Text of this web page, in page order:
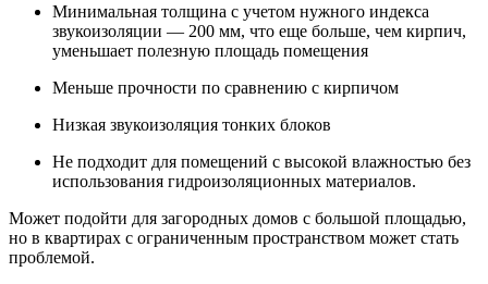
Минимальная толщина с учетом нужного индекса
звукоизоляции — 200 мм, что еще больше, чем кирпич,
уменьшает полезную площадь помещения
Меньше прочности по сравнению с кирпичом
Низкая звукоизоляция тонких блоков
Не подходит для помещений с высокой влажностью без
использования гидроизоляционных материалов.
Может подойти для загородных домов с большой площадью,
но в квартирах с ограниченным пространством может стать
проблемой.